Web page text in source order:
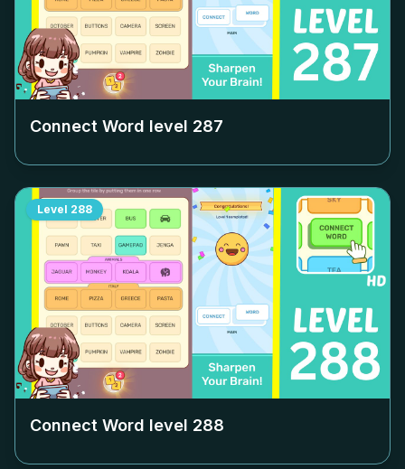
Connect Word level 287
Level 288
Connect Word level 288